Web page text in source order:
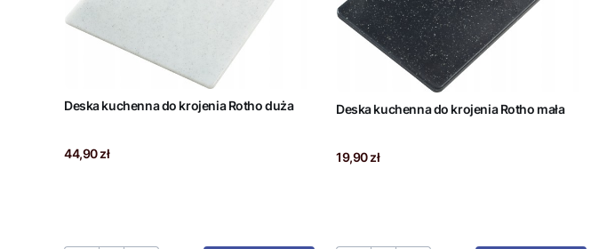
Deska kuchenna do krojenia Rotho duża
Cena
44,90 zł
Deska kuchenna do krojenia Rotho mała
Cena
19,90 zł